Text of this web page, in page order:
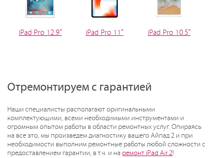
iPad Pro 12.9” iPad Pro 11” iPad Pro 10.5”
Отремонтируем с гарантией
Наши специалисты располагают оригинальными
комплектующими, всеми необходимыми инструментами и
огромным опытом работы в области ремонтных услуг. Опираясь
на все это, мы произведем диагностику вашего Айпад 2 и при
необходимости выполним ремонтные работы любой сложности с
предоставлением гарантии, в т.ч. и на ремонт iPad Air 2!